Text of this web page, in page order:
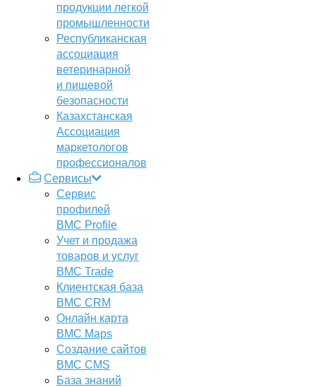
продукции легкой
промышленности
Республиканская
ассоциация
ветеринарной
и пищевой
безопасности
Казахстанская
Ассоциация
маркетологов
профессионалов
Сервисы
Сервис
профилей
BMC Profile
Учет и продажа
товаров и услуг
BMC Trade
Клиентская база
BMC CRM
Онлайн карта
BMC Maps
Создание сайтов
BMC CMS
База знаний